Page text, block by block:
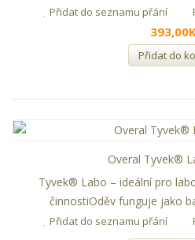
Přidat do seznamu přání
Přidat do
Overal Tyvek®
Tyvek® Labo – ideální pro
činnostiOděv funguje jako
Přidat do seznamu přání